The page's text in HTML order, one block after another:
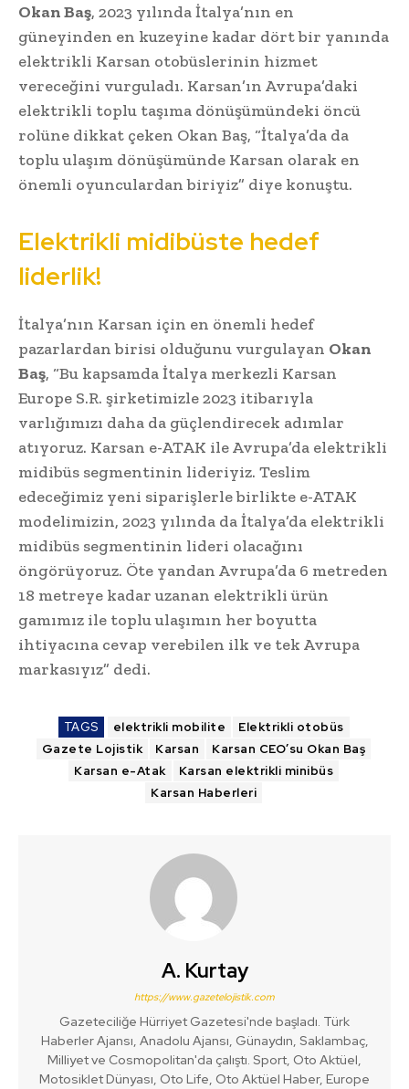
Okan Baş, 2023 yılında İtalya’nın en
güneyinden en kuzeyine kadar dört bir yanında
elektrikli Karsan otobüslerinin hizmet
vereceğini vurguladı. Karsan’ın Avrupa’daki
elektrikli toplu taşıma dönüşümündeki öncü
rolüne dikkat çeken Okan Baş, “İtalya’da da
toplu ulaşım dönüşümünde Karsan olarak en
önemli oyunculardan biriyiz” diye konuştu.
Elektrikli midibüste hedef
liderlik!
İtalya’nın Karsan için en önemli hedef
pazarlardan birisi olduğunu vurgulayan Okan
Baş, “Bu kapsamda İtalya merkezli Karsan
Europe S.R. şirketimizle 2023 itibarıyla
varlığımızı daha da güçlendirecek adımlar
atıyoruz. Karsan e-ATAK ile Avrupa’da elektrikli
midibüs segmentinin lideriyiz. Teslim
edeceğimiz yeni siparişlerle birlikte e-ATAK
modelimizin, 2023 yılında da İtalya’da elektrikli
midibüs segmentinin lideri olacağını
öngörüyoruz. Öte yandan Avrupa’da 6 metreden
18 metreye kadar uzanan elektrikli ürün
gamımız ile toplu ulaşımın her boyutta
ihtiyacına cevap verebilen ilk ve tek Avrupa
markasıyız” dedi.
TAGS elektrikli mobilite
Elektrikli otobüs
Gazete Lojistik
Karsan
Karsan CEO’su Okan Baş
Karsan e-Atak
Karsan elektrikli minibüs
Karsan Haberleri
A. Kurtay
https://www.gazetelojistik.com
Gazeteciliğe Hürriyet Gazetesi'nde başladı. Türk
Haberler Ajansı, Anadolu Ajansı, Günaydın, Saklambaç,
Milliyet ve Cosmopolitan'da çalıştı. Sport, Oto Aktüel,
Motosiklet Dünyası, Oto Life, Oto Aktüel Haber, Europe